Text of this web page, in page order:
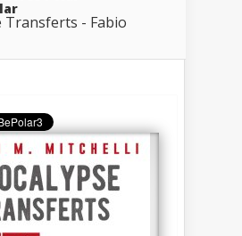
Transferts - Fabio